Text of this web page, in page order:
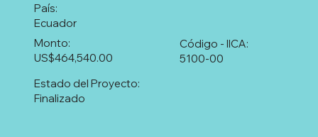
País:
Ecuador
5100-00
Código - IICA:
US$464,540.00
Monto:
Finalizado
Estado del Proyecto: